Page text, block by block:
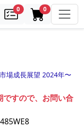
0samples0in cart
場成長展望 2024年〜
すので、お問い合